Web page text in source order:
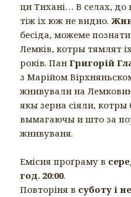
ци Тиханi… В селах, до
тiж iх юж не видно.
бесiда, можеме
Лемкiв, котры тямлят
рокiв. ПанГригорій
з Марійом
жнивували на
якы зерна сiяли,
вымагаючы и што за
жнивуваня.
Емiсия проґраму в
год. 20:00.
Повторіня в суботу і